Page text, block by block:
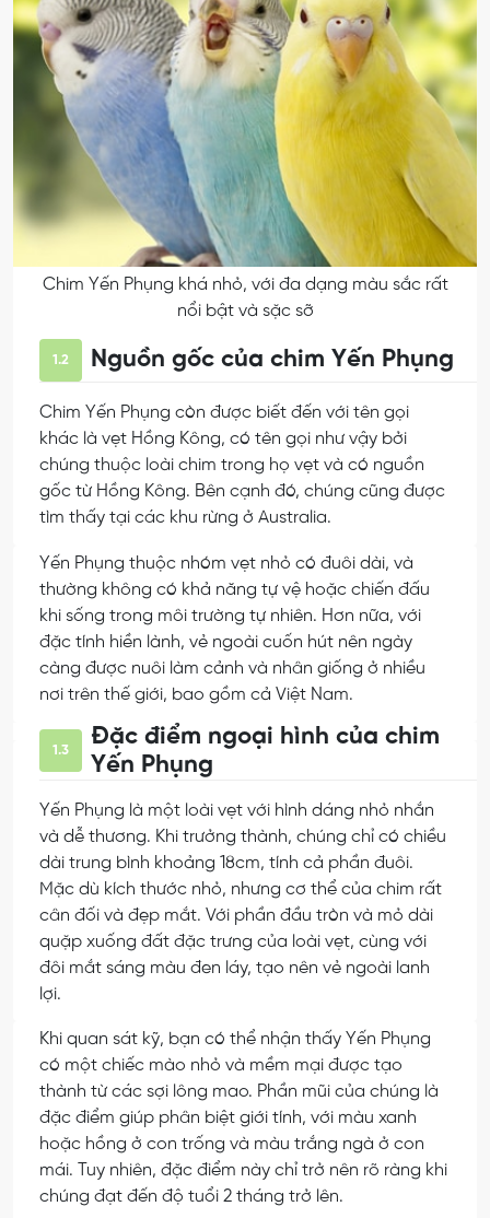
Chim Yến Phụng khá nhỏ, với đa dạng màu sắc rất
nổi bật và sặc sỡ
1.2 Nguồn gốc của chim Yến Phụng
Chim Yến Phụng còn được biết đến với tên gọi
khác là vẹt Hồng Kông, có tên gọi như vậy bởi
chúng thuộc loài chim trong họ vẹt và có nguồn
gốc từ Hồng Kông. Bên cạnh đó, chúng cũng được
tìm thấy tại các khu rừng ở Australia.
Yến Phụng thuộc nhóm vẹt nhỏ có đuôi dài, và
thường không có khả năng tự vệ hoặc chiến đấu
khi sống trong môi trường tự nhiên. Hơn nữa, với
đặc tính hiền lành, vẻ ngoài cuốn hút nên ngày
càng được nuôi làm cảnh và nhân giống ở nhiều
nơi trên thế giới, bao gồm cả Việt Nam.
1.3
Đặc điểm ngoại hình của chim
Yến Phụng
Yến Phụng là một loài vẹt với hình dáng nhỏ nhắn
và dễ thương. Khi trưởng thành, chúng chỉ có chiều
dài trung bình khoảng 18cm, tính cả phần đuôi.
Mặc dù kích thước nhỏ, nhưng cơ thể của chim rất
cân đối và đẹp mắt. Với phần đầu tròn và mỏ dài
quặp xuống đất đặc trưng của loài vẹt, cùng với
đôi mắt sáng màu đen láy, tạo nên vẻ ngoài lanh
lợi.
Khi quan sát kỹ, bạn có thể nhận thấy Yến Phụng
có một chiếc mào nhỏ và mềm mại được tạo
thành từ các sợi lông mao. Phần mũi của chúng là
đặc điểm giúp phân biệt giới tính, với màu xanh
hoặc hồng ở con trống và màu trắng ngà ở con
mái. Tuy nhiên, đặc điểm này chỉ trở nên rõ ràng khi
chúng đạt đến độ tuổi 2 tháng trở lên.